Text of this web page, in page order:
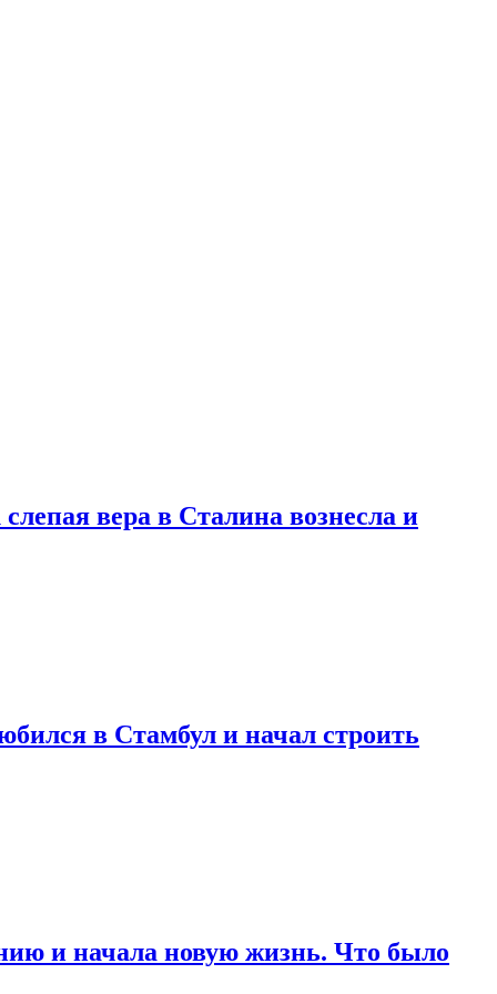
вера в Сталина вознесла и
в Стамбул и начал строить
и начала новую жизнь. Что было